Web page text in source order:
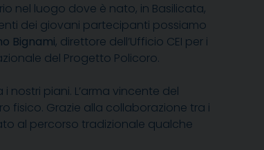
nel luogo dove è nato, in Basilicata,
dei giovani partecipanti possiamo
Bignami, direttore dell’Ufficio CEI per i
del Progetto Policoro.
piani. L’arma vincente del
fisico. Grazie alla collaborazione tra i
al percorso tradizionale qualche